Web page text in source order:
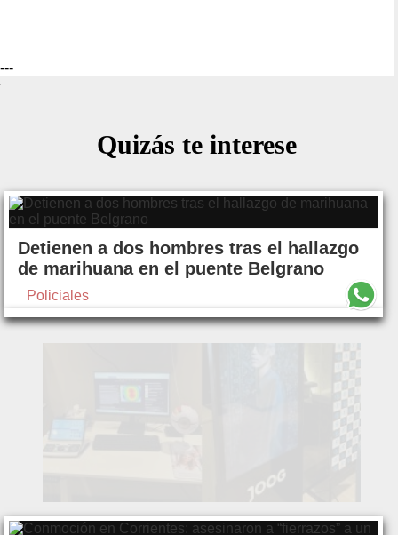
---
Quizás te interese
Detienen a dos hombres tras el hallazgo
de marihuana en el puente Belgrano
Policiales